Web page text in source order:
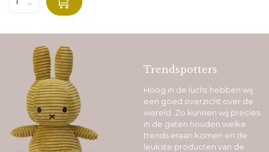
Trendspotters
Hoog in de lucht hebben wij
een goed overzicht over de
wereld. Zo kunnen wij precies
in de gaten houden welke
trends eraan komen en de
leukste producten van de